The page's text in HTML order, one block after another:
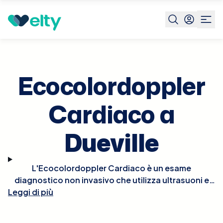
Prenota visita Dueville
Ecocolordoppler
Cardiaco a
Dueville
L'Ecocolordoppler Cardiaco è un esame
diagnostico non invasivo che utilizza ultrasuoni e
tecnologia Doppler per visualizzare in tempo reale le
Leggi di più